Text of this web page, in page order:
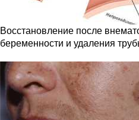
Восстановление после
беременности и удаления